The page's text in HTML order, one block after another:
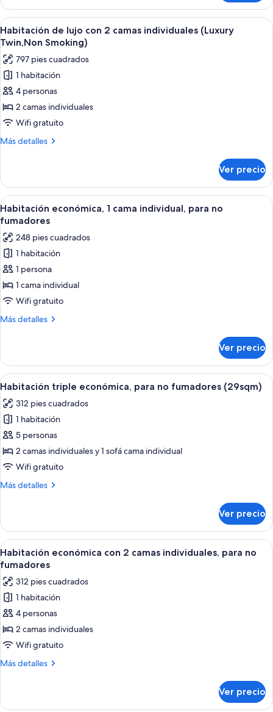
(140sqm)
familiar,
para
no
fumadores
(140sqm)
Abrir
todas
las
fotos
de
Habitación
de
lujo
con
individuales
(Luxury
Twin,Non
Smoking)
Habitación de lujo con 2 camas
1
Habitación de lujo con 2 camas individuales (Luxury
Twin,Non Smoking)
797 pies cuadrados
1 habitación
4 personas
2 camas individuales
Wifi gratuito
Más detalles
Más
de
lujo
con
2
individuales
(Luxury
Twin,Non
Smoking)
Ver precio
Abrir
todas
las
fotos
de
Habitación
económica,
1
cama
no
fumadores
Habitación económica, 1 cama
6
Habitación económica, 1 cama individual, para no
fumadores
248 pies cuadrados
1 habitación
1 persona
1 cama individual
Wifi gratuito
Más detalles
Más
económica,
cama
para
no
fumadores
Ver precio
Abrir
todas
las
fotos
de
Habitación
triple
para
(29sqm)
Un juego de artículos de tocador
5
Habitación triple económica, para no fumadores (29sqm)
312 pies cuadrados
1 habitación
5 personas
2 camas individuales y 1 sofá cama individual
Wifi gratuito
Más detalles
Más
triple
económica,
para
no
(29sqm)
Ver precio
Abrir
todas
las
fotos
de
Habitación
económica
con
2
para
Una habitación de hotel con dos
6
Habitación económica con 2 camas individuales, para no
fumadores
312 pies cuadrados
1 habitación
4 personas
2 camas individuales
Wifi gratuito
Más detalles
Más
económica
Ver precio